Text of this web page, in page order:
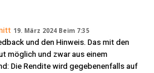
19. März 2024 Beim 7:35
und den Hinweis. Das mit den
möglich und zwar aus einem
Die Rendite wird gegebenenfalls auf